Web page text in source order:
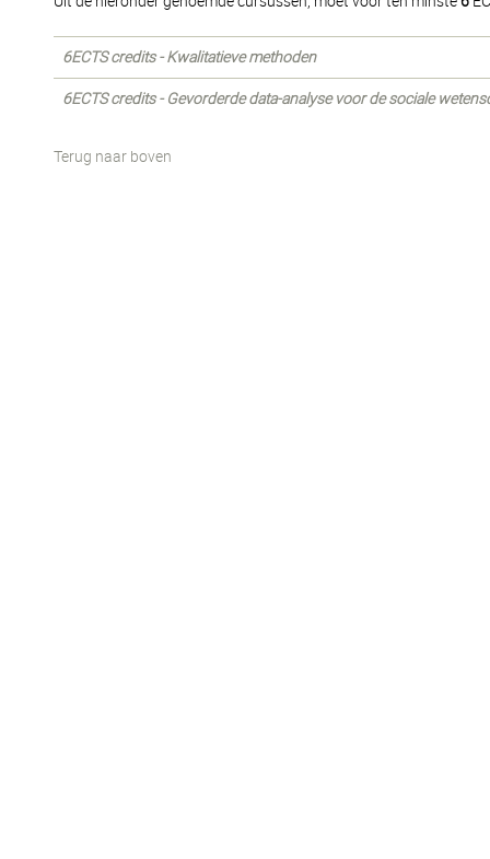
6ECTS credits - Kwalitatieve methoden
6ECTS credits - Gevorderde data-analyse voor de sociale
Terug naar boven